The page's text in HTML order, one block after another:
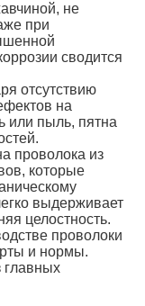
не
при
сводится
отсутствию
на
или пыль, пятна
проволока из
которые
выдерживает
целостность.
проволоки
и нормы.
главных